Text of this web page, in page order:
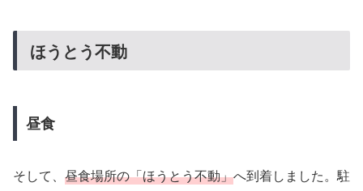
ほうとう不動
昼食
そして、 昼食場所の「ほうとう不動」へ到着しました。駐